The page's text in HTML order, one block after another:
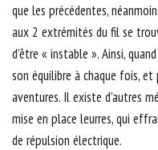
que les précédentes,
aux 2 extrémités du fil se
d’être « instable ». Ainsi,
son équilibre à chaque fois,
aventures. Il existe d’autres
mise en place leurres, qui
de répulsion électrique.